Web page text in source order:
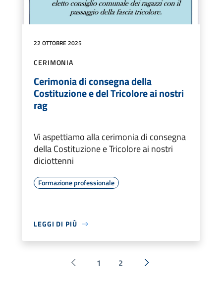
22 OTTOBRE 2025
CERIMONIA
Cerimonia di consegna della
Costituzione e del Tricolore ai nostri
rag
Vi aspettiamo alla cerimonia di consegna
della Costituzione e Tricolore ai nostri
diciottenni
Formazione professionale
LEGGI DI PIÙ
Pagina precedente
1 2 Successiva »